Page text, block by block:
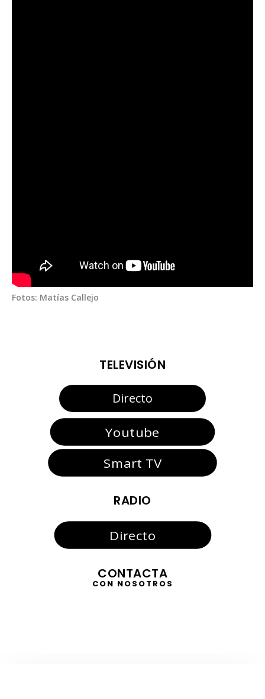
Fotos: Matías Callejo
TELEVISIÓN
Directo
Youtube
Smart TV
RADIO
Directo
CONTACTA
CON NOSOTROS